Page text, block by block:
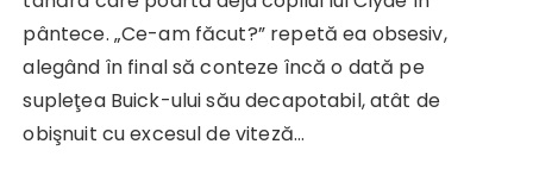
pântece. „Ce-am făcut?” repetă ea obsesiv,
alegând în final să conteze încă o dată pe
supleţea Buick-ului său decapotabil, atât de
obişnuit cu excesul de viteză…